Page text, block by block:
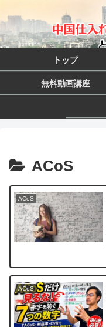
トップ
無料動画講座
ACoS
ACoS
ACoS